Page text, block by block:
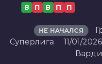
В П В П П
НЕ НАЧАЛСЯ
Суперлига
11/01/